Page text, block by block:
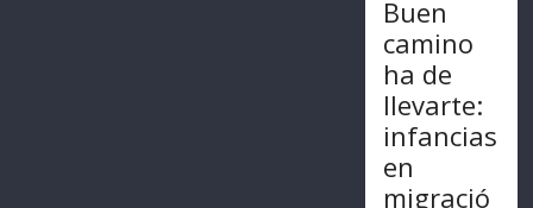
Buen
camino
ha de
llevarte:
infancias
en
migració